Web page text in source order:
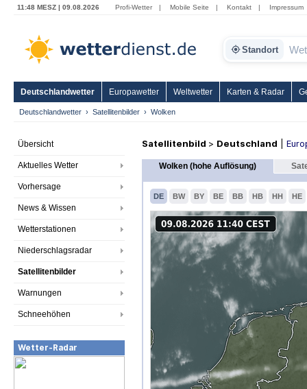
11:48 MESZ | 09.08.2026 Profi-Wetter | Mobile Seite | Kontakt | Impressum
Standort
Deutschlandwetter Europawetter Weltwetter Karten & Radar
Deutschlandwetter Satellitenbilder Wolken
Übersicht
Aktuelles Wetter
Vorhersage
News & Wissen
Wetterstationen
Niederschlagsradar
Satellitenbilder
Warnungen
Schneehöhen
Wetter-Radar
Satellitenbild > Deutschland
Wolken (hohe Auflösung)
DE BW BY BE BB HB HH HE